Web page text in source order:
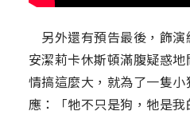
另外還有預告最後，飾演
安潔莉卡休斯頓滿腹疑惑
情搞這麼大，就為了一隻
應：「牠不只是狗，牠是